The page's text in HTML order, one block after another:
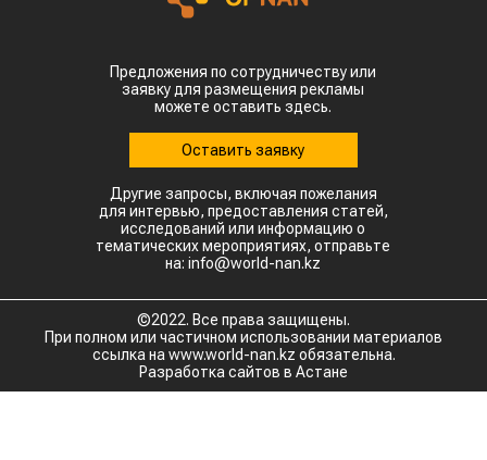
Предложения по сотрудничеству или
заявку для размещения рекламы
можете оставить здесь.
Оставить заявку
Другие запросы, включая пожелания
для интервью, предоставления статей,
исследований или информацию о
тематических мероприятиях, отправьте
на: info@world-nan.kz
©2022. Все права защищены.
При полном или частичном использовании материалов
ссылка на www.world-nan.kz обязательна.
Разработка сайтов в Астане